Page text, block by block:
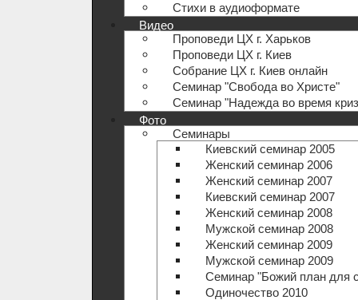
Стихи в аудиоформате
Видео
Проповеди ЦХ г. Харьков
Проповеди ЦХ г. Киев
Собрание ЦХ г. Киев онлайн
Семинар "Свобода во Христе"
Семинар "Надежда во время
Фото
Семинары
Киевский семинар 2005
Женский семинар 2006
Женский семинар 2007
Киевский семинар 2007
Женский семинар 2008
Мужской семинар 2008
Женский семинар 2009
Мужской семинар 2009
Семинар "Божий план для
Одиночество 2010